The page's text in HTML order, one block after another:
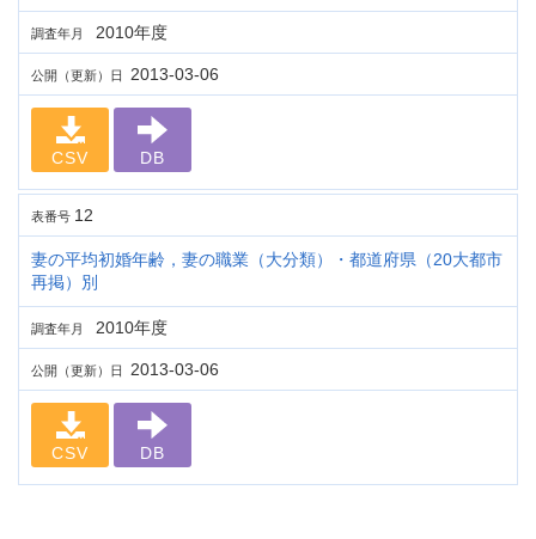
調査年月 2010年度
公開（更新）日 2013-03-06
CSV DB
表番号 12
妻の平均初婚年齢，妻の職業（大分類）・都道府県（20大都市
再掲）別
調査年月 2010年度
公開（更新）日 2013-03-06
CSV DB